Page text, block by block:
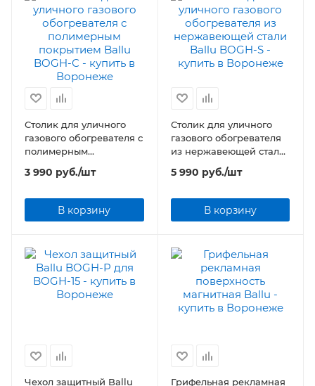
Столик для уличного
газового обогревателя с
полимерным
покрытием Ballu BOGH-
С
3 990 руб./шт
В корзину
Столик для уличного
газового обогревателя
из нержавеющей стали
Ballu BOGH-S
5 990 руб./шт
В корзину
Чехол защитный Ballu Грифельная рекламная